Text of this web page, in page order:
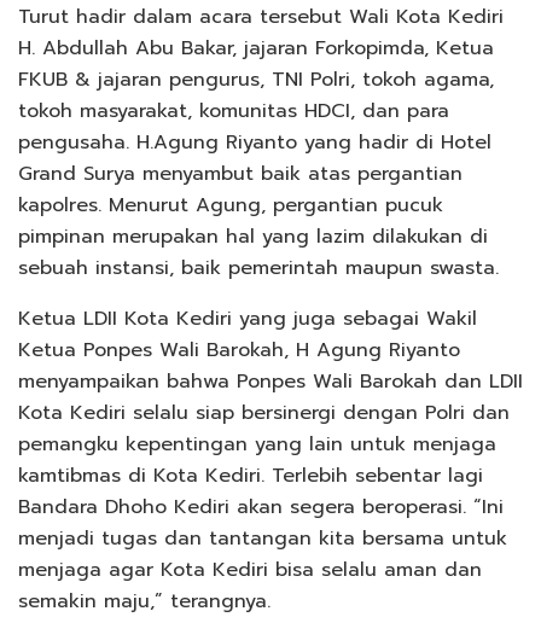
Turut hadir dalam acara tersebut Wali Kota Kediri
H. Abdullah Abu Bakar, jajaran Forkopimda, Ketua
FKUB & jajaran pengurus, TNI Polri, tokoh agama,
tokoh masyarakat, komunitas HDCI, dan para
pengusaha. H.Agung Riyanto yang hadir di Hotel
Grand Surya menyambut baik atas pergantian
kapolres. Menurut Agung, pergantian pucuk
pimpinan merupakan hal yang lazim dilakukan di
sebuah instansi, baik pemerintah maupun swasta.
Ketua LDII Kota Kediri yang juga sebagai Wakil
Ketua Ponpes Wali Barokah, H Agung Riyanto
menyampaikan bahwa Ponpes Wali Barokah dan LDII
Kota Kediri selalu siap bersinergi dengan Polri dan
pemangku kepentingan yang lain untuk menjaga
kamtibmas di Kota Kediri. Terlebih sebentar lagi
Bandara Dhoho Kediri akan segera beroperasi. “Ini
menjadi tugas dan tantangan kita bersama untuk
menjaga agar Kota Kediri bisa selalu aman dan
semakin maju,” terangnya.